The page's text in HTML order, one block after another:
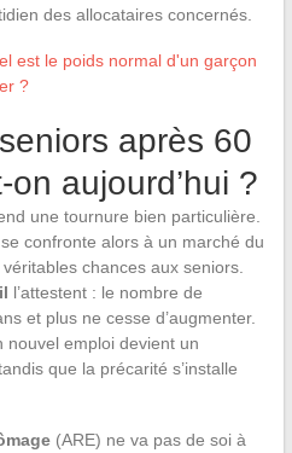
des allocataires concernés.
est le poids normal d'un garçon
?
après 60
aujourd’hui ?
une tournure bien particulière.
confronte alors à un marché du
chances aux seniors.
l’attestent : le nombre de
et plus ne cesse d’augmenter.
nouvel emploi devient un
que la précarité s’installe
(ARE) ne va pas de soi à